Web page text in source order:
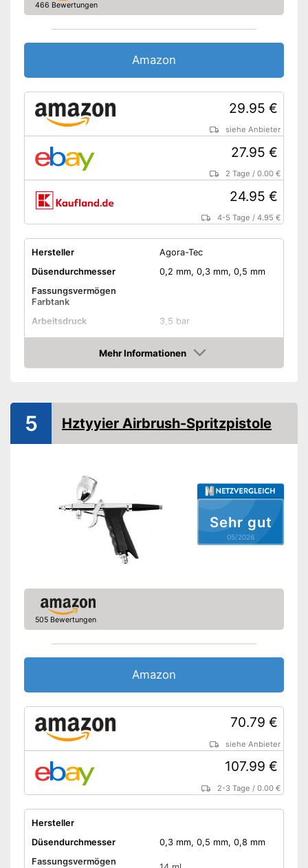
466 Bewertungen
Amazon
29.95 €
siehe Anbieter
27.95 €
2 Tage /0.00 €
24.95 €
4-5 Tage /4.95 €
Hersteller
Agora-Tec
Düsendurchmesser
0,2 mm, 0,3 mm, 0,5 mm
Fassungsvermögen
Farbtank
Arbeitsdruck
3,5 bar
Zubehör
Durchmesser Schlauch 0,2 Zoll
Reinigungsbürste
Aufbewahrungsbox
Vorteile
Wird mit Reinigungsbürste
geliefert
Amazon Lieferzeit
siehe Anbieter
Mehr Informationen
Amazon
Sehr gut
05/2026
5 Hztyyier Airbrush-Spritzpistole
505 Bewertungen
Amazon
70.79 €
siehe Anbieter
107.99 €
2-3 Tage /0.00 €
Hersteller
Düsendurchmesser
0,3 mm, 0,5 mm, 0,8 mm
Fassungsvermögen